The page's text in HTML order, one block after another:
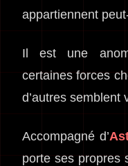
appartiennent
Il est une
certaines forces
d’autres semblent
Accompagné d’
porte ses propres